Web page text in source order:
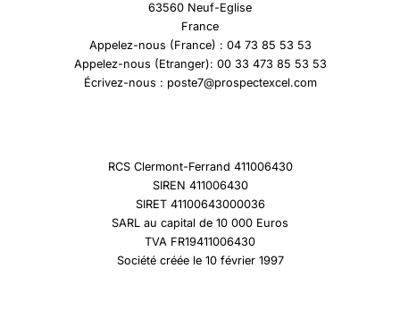
63560 Neuf-Eglise
France
Appelez-nous (France) : 04 73 85 53 53
Appelez-nous (Etranger): 00 33 473 85 53 53
Écrivez-nous : poste7@prospectexcel.com
RCS Clermont-Ferrand 411006430
SIREN 411006430
SIRET 41100643000036
SARL au capital de 10 000 Euros
TVA FR19411006430
Société créée le 10 février 1997